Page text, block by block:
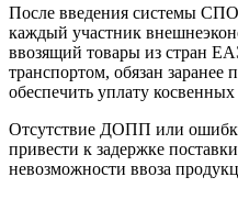
После введения системы
каждый участник
ввозящий товары из стран
транспортом, обязан заранее
обеспечить уплату косвенных
Отсутствие ДОПП или
привести к задержке
невозможности ввоза